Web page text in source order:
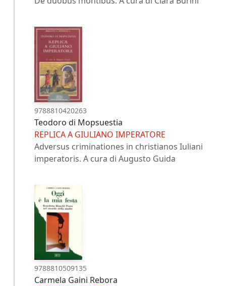
9788810420263
Teodoro di Mopsuestia
REPLICA A GIULIANO IMPERATORE
Adversus criminationes in christianos Iuliani
imperatoris. A cura di Augusto Guida
9788810509135
Carmela Gaini Rebora